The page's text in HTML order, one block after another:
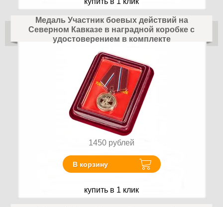
Медаль Участник боевых действий на
Северном Кавказе в наградной коробке с
удостоверением в комплекте
1450 рублей
В корзину
купить в 1 клик